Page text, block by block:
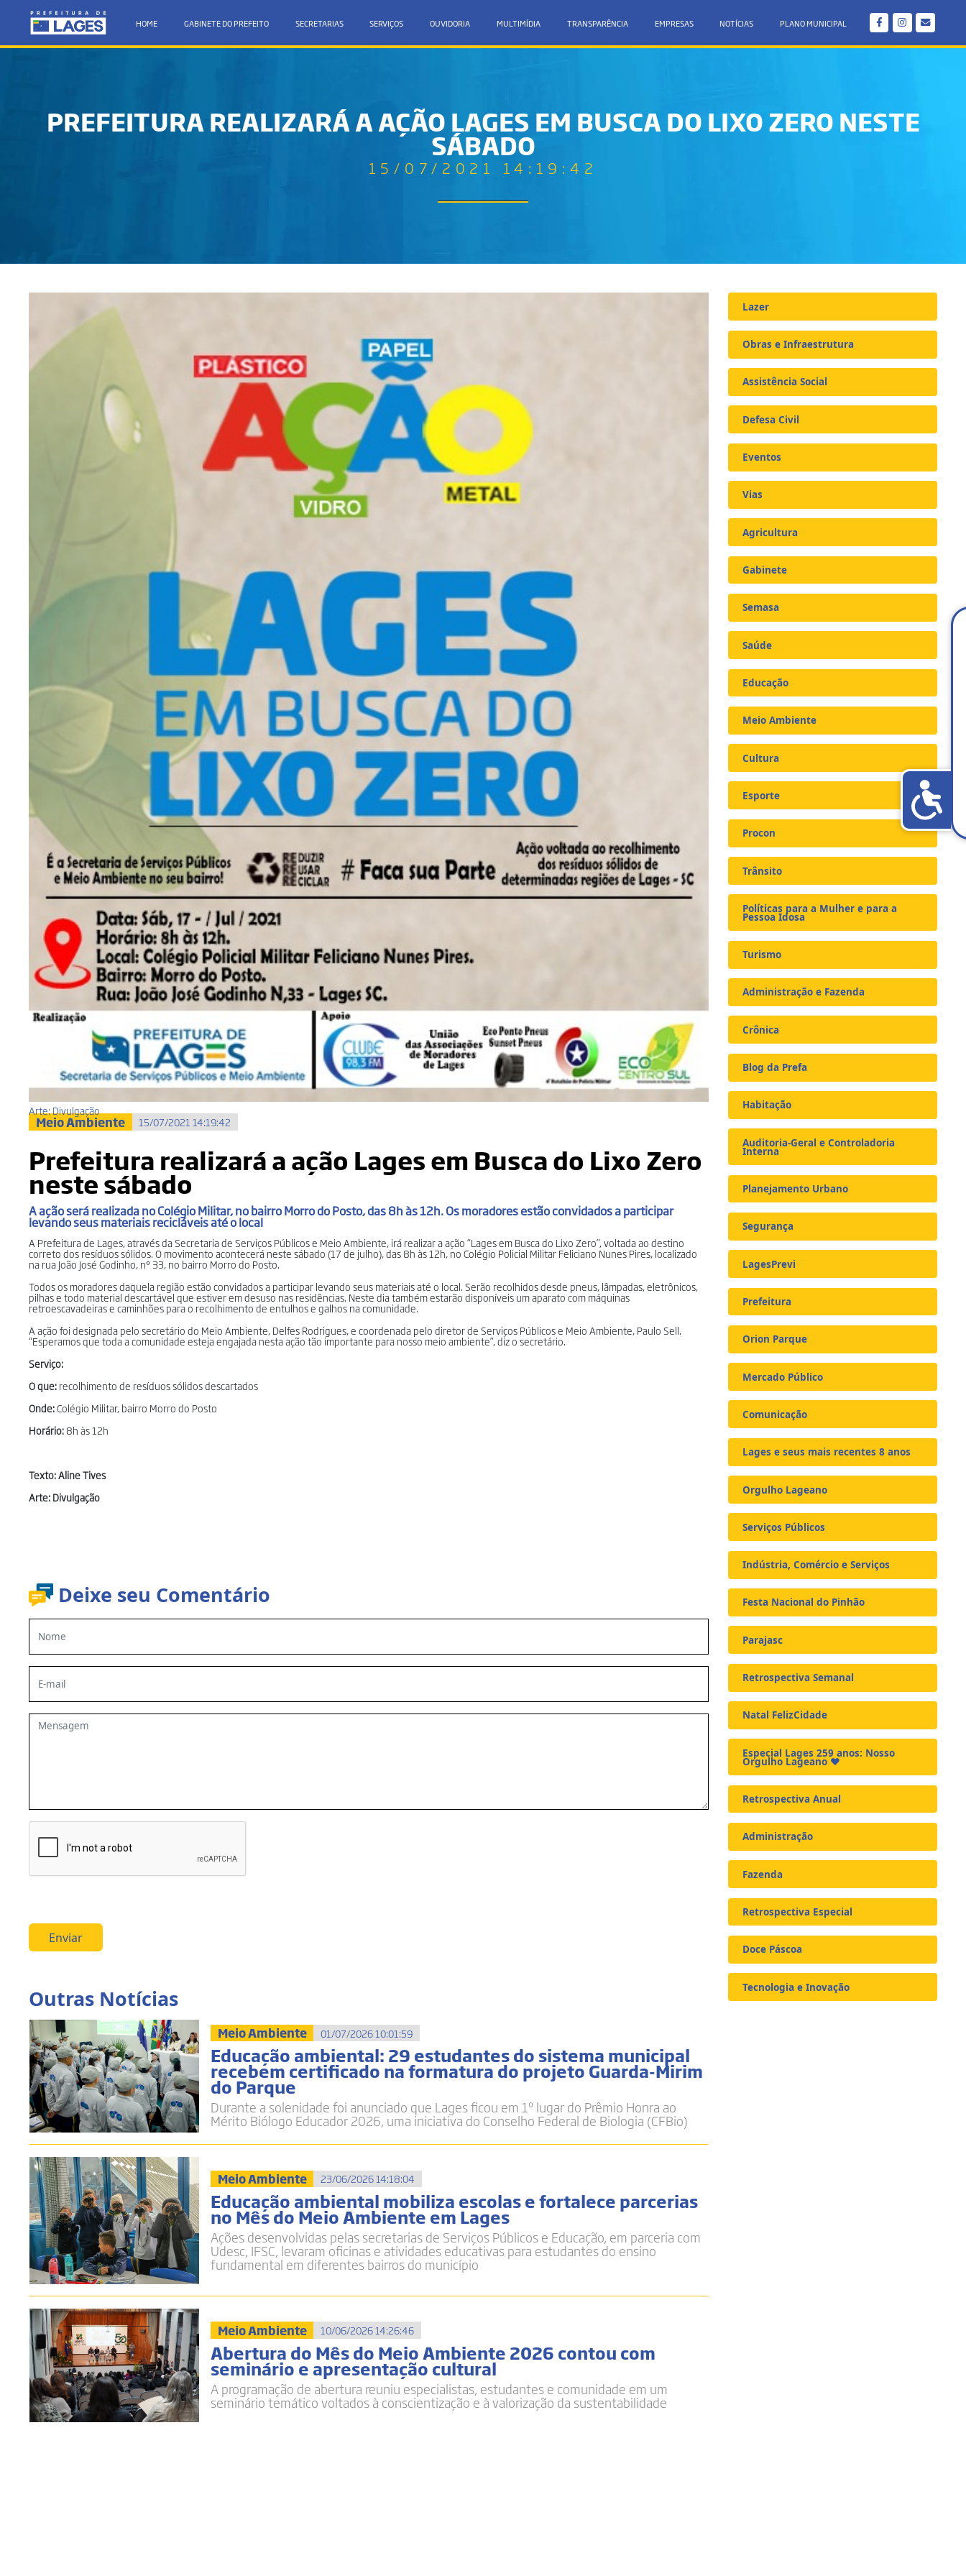
HOME GABINETE DO PREFEITO SECRETARIAS SERVIÇOS OUVIDORIA MULTIMÍDIA TRANSPARÊNCIA EMPRESAS NOTÍCIAS PLANO MUNICIPAL
PREFEITURA REALIZARÁ A AÇÃO LAGES EM BUSCA DO LIXO ZERO NESTE
SÁBADO
15/07/2021 14:19:42
Arte: Divulgação
Meio Ambiente 15/07/2021 14:19:42
Prefeitura realizará a ação Lages em Busca do Lixo Zero
neste sábado
A ação será realizada no Colégio Militar, no bairro Morro do Posto, das 8h às 12h. Os moradores estão convidados a participar
levando seus materiais recicláveis até o local
A Prefeitura de Lages, através da Secretaria de Serviços Públicos e Meio Ambiente, irá realizar a ação “Lages em Busca do Lixo Zero”, voltada ao destino
correto dos resíduos sólidos. O movimento acontecerá neste sábado (17 de julho), das 8h às 12h, no Colégio Policial Militar Feliciano Nunes Pires, localizado
na rua João José Godinho, n° 33, no bairro Morro do Posto.
Todos os moradores daquela região estão convidados a participar levando seus materiais até o local. Serão recolhidos desde pneus, lâmpadas, eletrônicos,
pilhas e todo material descartável que estiver em desuso nas residências. Neste dia também estarão disponíveis um aparato com máquinas
retroescavadeiras e caminhões para o recolhimento de entulhos e galhos na comunidade.
A ação foi designada pelo secretário do Meio Ambiente, Delfes Rodrigues, e coordenada pelo diretor de Serviços Públicos e Meio Ambiente, Paulo Sell.
“Esperamos que toda a comunidade esteja engajada nesta ação tão importante para nosso meio ambiente”, diz o secretário.
Serviço:
O que: recolhimento de resíduos sólidos descartados
Onde:Colégio Militar, bairro Morro do Posto
Horário: 8h às 12h
Texto: Aline Tives
Arte: Divulgação
Deixe seu Comentário
Enviar
Outras Notícias
Meio Ambiente 01/07/2026 10:01:59
Educação ambiental: 29 estudantes do sistema municipal
recebem certificado na formatura do projeto Guarda-Mirim
do Parque
Durante a solenidade foi anunciado que Lages ficou em 1º lugar do Prêmio Honra ao
Mérito Biólogo Educador 2026, uma iniciativa do Conselho Federal de Biologia (CFBio)
Meio Ambiente 23/06/2026 14:18:04
Educação ambiental mobiliza escolas e fortalece parcerias
no Mês do Meio Ambiente em Lages
Ações desenvolvidas pelas secretarias de Serviços Públicos e Educação, em parceria com
Udesc, IFSC, levaram oficinas e atividades educativas para estudantes do ensino
fundamental em diferentes bairros do município
Meio Ambiente 10/06/2026 14:26:46
Abertura do Mês do Meio Ambiente 2026 contou com
seminário e apresentação cultural
A programação de abertura reuniu especialistas, estudantes e comunidade em um
seminário temático voltados à conscientização e à valorização da sustentabilidade
Lazer
Obras e Infraestrutura
Assistência Social
Defesa Civil
Eventos
Vias
Agricultura
Gabinete
Semasa
Saúde
Educação
Meio Ambiente
Cultura
Esporte
Procon
Trânsito
Políticas para a Mulher e para a
Pessoa Idosa
Turismo
Administração e Fazenda
Crônica
Blog da Prefa
Habitação
Auditoria-Geral e Controladoria
Interna
Planejamento Urbano
Segurança
LagesPrevi
Prefeitura
Orion Parque
Mercado Público
Comunicação
Lages e seus mais recentes 8 anos
Orgulho Lageano
Serviços Públicos
Indústria, Comércio e Serviços
Festa Nacional do Pinhão
Parajasc
Retrospectiva Semanal
Natal FelizCidade
Especial Lages 259 anos: Nosso
Orgulho Lageano ❤️
Retrospectiva Anual
Administração
Fazenda
Retrospectiva Especial
Doce Páscoa
Tecnologia e Inovação